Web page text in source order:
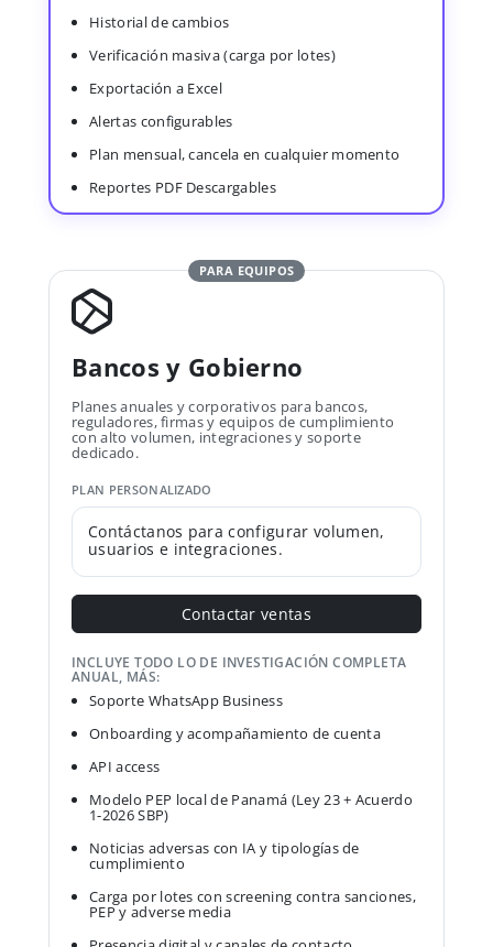
Historial de cambios
Verificación masiva (carga por lotes)
Exportación a Excel
Alertas configurables
Plan mensual, cancela en cualquier momento
Reportes PDF Descargables
PARA EQUIPOS
Bancos y Gobierno
Planes anuales y corporativos para bancos,
reguladores, firmas y equipos de cumplimiento
con alto volumen, integraciones y soporte
dedicado.
PLAN PERSONALIZADO
Contáctanos para configurar volumen,
usuarios e integraciones.
Contactar ventas
INCLUYE TODO LO DE INVESTIGACIÓN COMPLETA
ANUAL, MÁS:
Soporte WhatsApp Business
Onboarding y acompañamiento de cuenta
API access
Modelo PEP local de Panamá (Ley 23 + Acuerdo
1-2026 SBP)
Noticias adversas con IA y tipologías de
cumplimiento
Carga por lotes con screening contra sanciones,
PEP y adverse media